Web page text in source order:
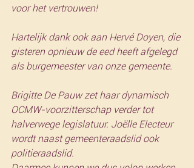
voor het vertrouwen!
Hartelijk dank ook aan Hervé Doyen, die
gisteren opnieuw de eed heeft afgelegd
als burgemeester van onze gemeente.
Brigitte De Pauw zet haar dynamisch
OCMW-voorzitterschap verder tot
halverwege legislatuur. Joëlle Electeur
wordt naast gemeenteraadslid ook
politieraadslid.